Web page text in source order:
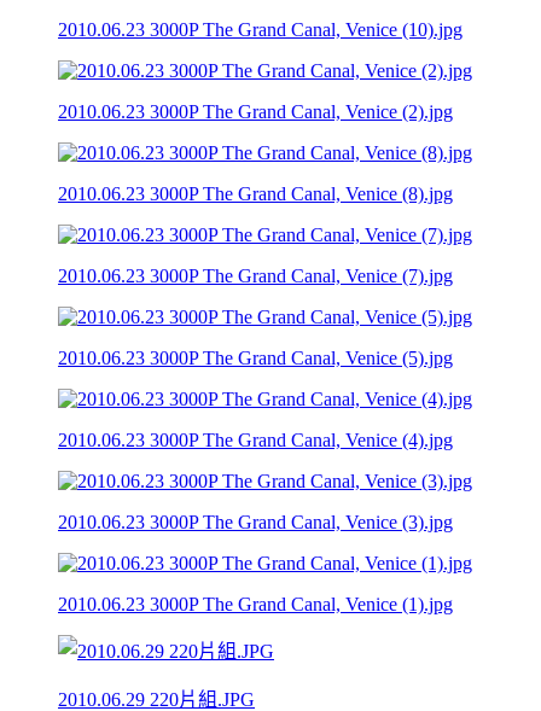
2010.06.23 3000P The Grand Canal, Venice (10).jpg
2010.06.23 3000P The Grand Canal, Venice (2).jpg
2010.06.23 3000P The Grand Canal, Venice (8).jpg
2010.06.23 3000P The Grand Canal, Venice (7).jpg
2010.06.23 3000P The Grand Canal, Venice (5).jpg
2010.06.23 3000P The Grand Canal, Venice (4).jpg
2010.06.23 3000P The Grand Canal, Venice (3).jpg
2010.06.23 3000P The Grand Canal, Venice (1).jpg
2010.06.29 220片組.JPG